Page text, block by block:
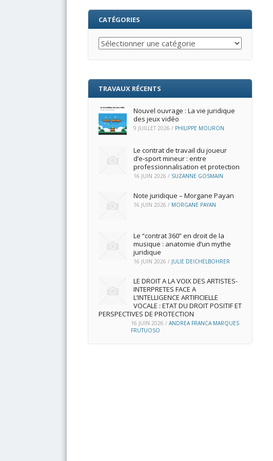
CATÉGORIES
Catégories
TRAVAUX RÉCENTS
Nouvel ouvrage : La vie juridique
des jeux vidéo
9 JUILLET 2026 / PHILIPPE MOURON
Le contrat de travail du joueur
d’e‑sport mineur : entre
professionnalisation et protection
16 JUIN 2026 / SUZANNE GOSMAIN
Note juridique – Morgane Payan
16 JUIN 2026 / MORGANE PAYAN
Le “contrat 360” en droit de la
musique : anatomie d’un mythe
juridique
16 JUIN 2026 / JULIE DEICHELBOHRER
LE DROIT A LA VOIX DES ARTISTES-
INTERPRETES FACE A
L’INTELLIGENCE ARTIFICIELLE
VOCALE : ETAT DU DROIT POSITIF ET
PERSPECTIVES DE PROTECTION
16 JUIN 2026 / ANDREA FRANCA MARQUES
FRUTUOSO